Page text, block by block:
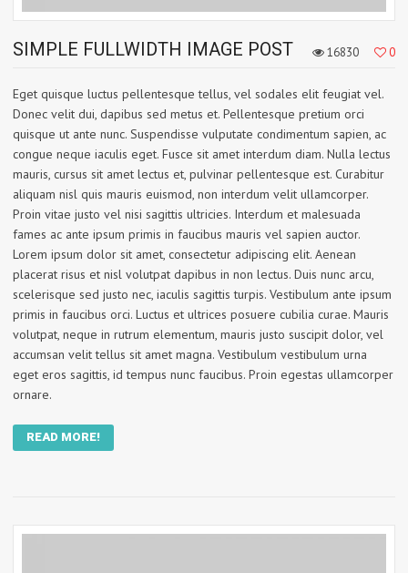
SIMPLE FULLWIDTH IMAGE POST 16830 0
Eget quisque luctus pellentesque tellus, vel sodales elit feugiat vel.
Donec velit dui, dapibus sed metus et. Pellentesque pretium orci
quisque ut ante nunc. Suspendisse vulputate condimentum sapien, ac
congue neque iaculis eget. Fusce sit amet interdum diam. Nulla lectus
mauris, cursus sit amet lectus et, pulvinar pellentesque est. Curabitur
aliquam nisl quis mauris euismod, non interdum velit ullamcorper.
Proin vitae justo vel nisi sagittis ultricies. Interdum et malesuada
fames ac ante ipsum primis in faucibus mauris vel sapien auctor.
Lorem ipsum dolor sit amet, consectetur adipiscing elit. Aenean
placerat risus et nisl volutpat dapibus in non lectus. Duis nunc arcu,
scelerisque sed justo nec, iaculis sagittis turpis. Vestibulum ante ipsum
primis in faucibus orci. Luctus et ultrices posuere cubilia curae. Mauris
volutpat, neque in rutrum elementum, mauris justo suscipit dolor, vel
accumsan velit tellus sit amet magna. Vestibulum vestibulum urna
eget eros sagittis, id tempus nunc faucibus. Proin egestas ullamcorper
ornare.
READ MORE!